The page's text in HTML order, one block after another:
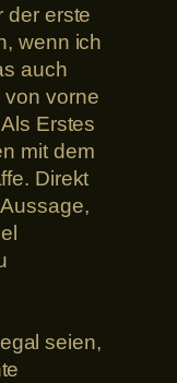
der erste
wenn ich
auch
von vorne
Erstes
mit dem
Direkt
seien,